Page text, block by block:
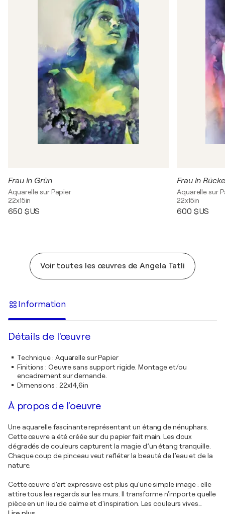
Frau in Grün
Aquarelle sur Papier
22x15in
650 $US
Frau in
Aquarelle sur
22x15in
600 $US
Voir toutes les œuvres de Angela Tatli
Information
Détails de l'œuvre
Technique: Aquarelle sur Papier
Finitions : Oeuvre sans support rigide. Montage et/ou
encadrement sur demande.
Dimensions : 22x14,6in
À propos de l'oeuvre
Une aquarelle fascinante représentant un étang de nénuphars.
Cette œuvre a été créée sur du papier fait main. Les doux
dégradés de couleurs capturent la magie d’un étang tranquille.
Chaque coup de pinceau veut refléter la beauté de l’eau et de la
nature.
Cette œuvre d'art expressive est plus qu'une simple image : elle
attire tous les regards sur les murs. Il transforme n'importe quelle
pièce en un lieu de calme et d'inspiration. Les couleurs vives